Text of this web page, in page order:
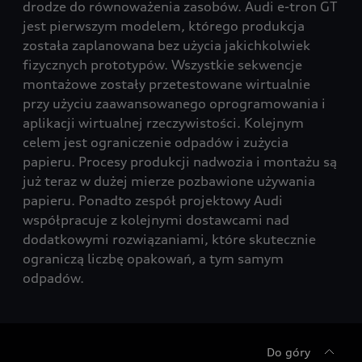
drodze do równoważenia zasobów. Audi e-tron GT
jest pierwszym modelem, którego produkcja
została zaplanowana bez użycia jakichkolwiek
fizycznych prototypów. Wszystkie sekwencje
montażowe zostały przetestowane wirtualnie
przy użyciu zaawansowanego oprogramowania i
aplikacji wirtualnej rzeczywistości. Kolejnym
celem jest ograniczenie odpadów i zużycia
papieru. Procesy produkcji nadwozia i montażu są
już teraz w dużej mierze pozbawione używania
papieru. Ponadto zespół projektowy Audi
współpracuje z kolejnymi dostawcami nad
dodatkowymi rozwiązaniami, które skutecznie
ograniczą liczbę opakowań, a tym samym
odpadów.
Do góry